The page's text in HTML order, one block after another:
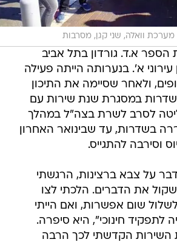
מערכת וואלה, שני קגן, מסרבות
הספר א.ד. גורדון בתל אביב
עירוני א'. בנערותה הייתה פעילה
ולאחר שסיימה את התיכון
במסגרת שנת שירות עם
לסרב לשרת בצה"ל במהלך
בשדרות, עד שבינואר האחרון
וסירבה להתגייס.
על צבא ברצינות, הרגשתי
את הדברים. הלכתי לצו
שום אפשרות, ואם הייתי
לתפקיד חינוכי", היא סיפרה.
הקדשתי לכך הרבה